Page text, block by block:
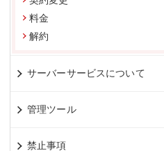
料金
解約
サーバーサービスについて
管理ツール
禁止事項